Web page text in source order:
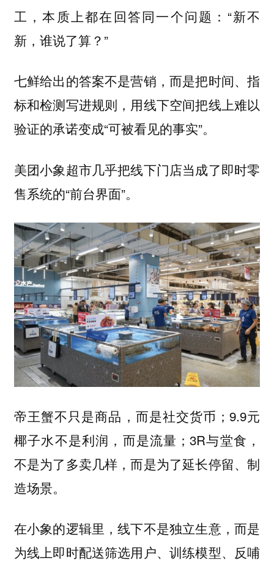
工，本质上都在回答同一个问题：“新不
新，谁说了算？”
七鲜给出的答案不是营销，而是把时间、指
标和检测写进规则，用线下空间把线上难以
验证的承诺变成“可被看见的事实”。
美团小象超市几乎把线下门店当成了即时零
售系统的“前台界面”。
帝王蟹不只是商品，而是社交货币；9.9元
椰子水不是利润，而是流量；3R与堂食，
不是为了多卖几样，而是为了延长停留、制
造场景。
在小象的逻辑里，线下不是独立生意，而是
为线上即时配送筛选用户、训练模型、反哺